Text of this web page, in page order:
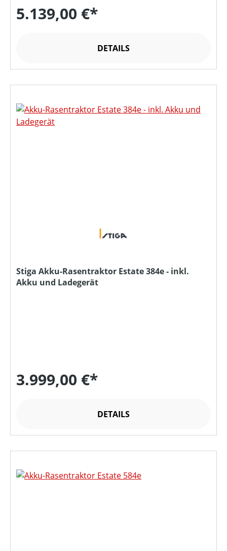
5.139,00 €*
DETAILS
Stiga Akku-Rasentraktor Estate 384e - inkl.
Akku und Ladegerät
3.999,00 €*
DETAILS